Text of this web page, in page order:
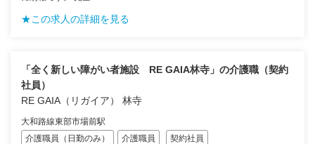
★この求人の詳細を見る
「全く新しい障がい者施設 RE GAIA林寺」の介護職（契約
社員）
RE GAIA（リガイア） 林寺
大和路線東部市場前駅
介護職員（日勤のみ）
介護職員 契約社員